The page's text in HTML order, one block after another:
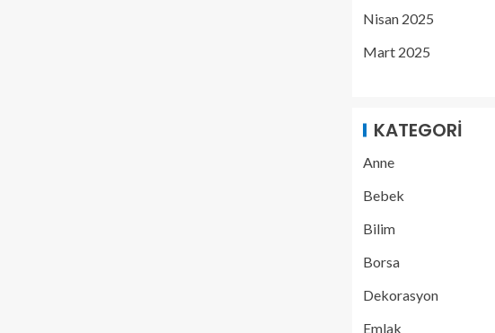
Nisan 2025
Mart 2025
KATEGORI
Anne
Bebek
Bilim
Borsa
Dekorasyon
Emlak